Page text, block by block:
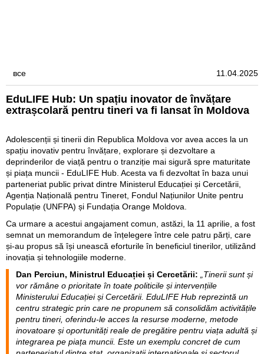
все 11.04.2025
EduLIFE Hub: Un spațiu inovator de învățare
extrașcolară pentru tineri va fi lansat în Moldova
Adolescenții și tinerii din Republica Moldova vor avea acces la un
spațiu inovativ pentru învățare, explorare și dezvoltare a
deprinderilor de viață pentru o tranziție mai sigură spre maturitate
și piața muncii - EduLIFE Hub. Acesta va fi dezvoltat în baza unui
parteneriat public privat dintre Ministerul Educației și Cercetării,
Agenția Națională pentru Tineret, Fondul Națiunilor Unite pentru
Populație (UNFPA) și Fundația Orange Moldova.